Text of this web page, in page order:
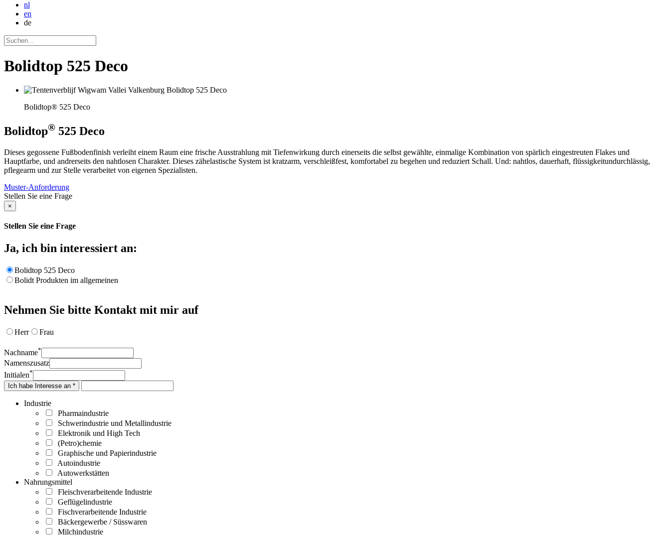
nl
en
de
Bolidtop 525 Deco
Bolidtop® 525 Deco
Bolidtop® 525 Deco
Dieses gegossene Fußbodenfinish verleiht einem Raum eine frische Ausstrahlung mit Tiefenwirkung durch einerseits die selbst gewählte, einmalige Kombination von spärlich eingestreuten Flakes und
Hauptfarbe, und andrerseits den nahtlosen Charakter. Dieses zähelastische System ist kratzarm, verschleißfest, komfortabel zu begehen und reduziert Schall. Und: nahtlos, dauerhaft, flüssigkeitundurchlässig,
pflegearm und zur Stelle verarbeitet von eigenen Spezialisten.
Muster-Anforderung
Stellen Sie eine Frage
×
Stellen Sie eine Frage
Ja, ich bin interessiert an:
Bolidtop 525 Deco
Bolidt Produkten im allgemeinen
Nehmen Sie bitte Kontakt mit mir auf
Herr Frau
Nachname*
Namenszusatz
Initialen*
Ich habe Interesse an *
Industrie
Pharmaindustrie
Schwerindustrie und Metallindustrie
Elektronik und High Tech
(Petro)chemie
Graphische und Papierindustrie
Autoindustrie
Autowerkstätten
Nahrungsmittel
Fleischverarbeitende Industrie
Geflügelindustrie
Fischverarbeitende Industrie
Bäckergewerbe / Süsswaren
Milchindustrie